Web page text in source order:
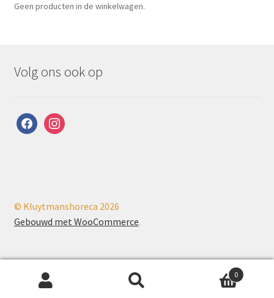
Geen producten in de winkelwagen.
Volg ons ook op
facebookinstagram
© Kluytmanshoreca 2026
Gebouwd met WooCommerce.
0